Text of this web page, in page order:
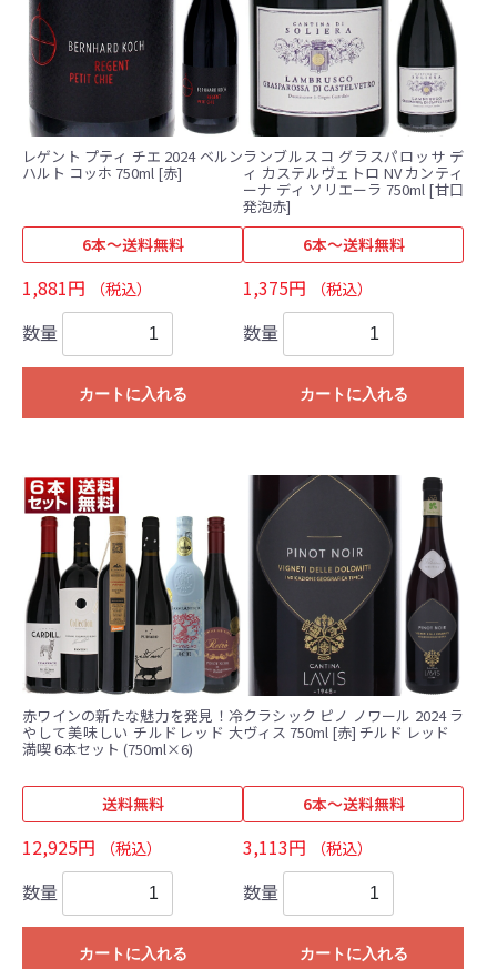
レゲント プティ チエ 2024 ベルン
ハルト コッホ 750ml [赤]
6本～送料無料
1,881円 （税込）
数量
カートに入れる
ランブルスコ グラスパロッサ デ
ィ カステルヴェトロ NV カンティ
ーナ ディ ソリエーラ 750ml [甘口
発泡赤]
6本～送料無料
1,375円 （税込）
数量
カートに入れる
赤ワインの新たな魅力を発見！冷
やして美味しい チルドレッド 大
満喫 6本セット (750ml×6)
送料無料
12,925円 （税込）
数量
カートに入れる
クラシック ピノ ノワール 2024 ラ
ヴィス 750ml [赤] チルド レッド
6本～送料無料
3,113円 （税込）
数量
カートに入れる